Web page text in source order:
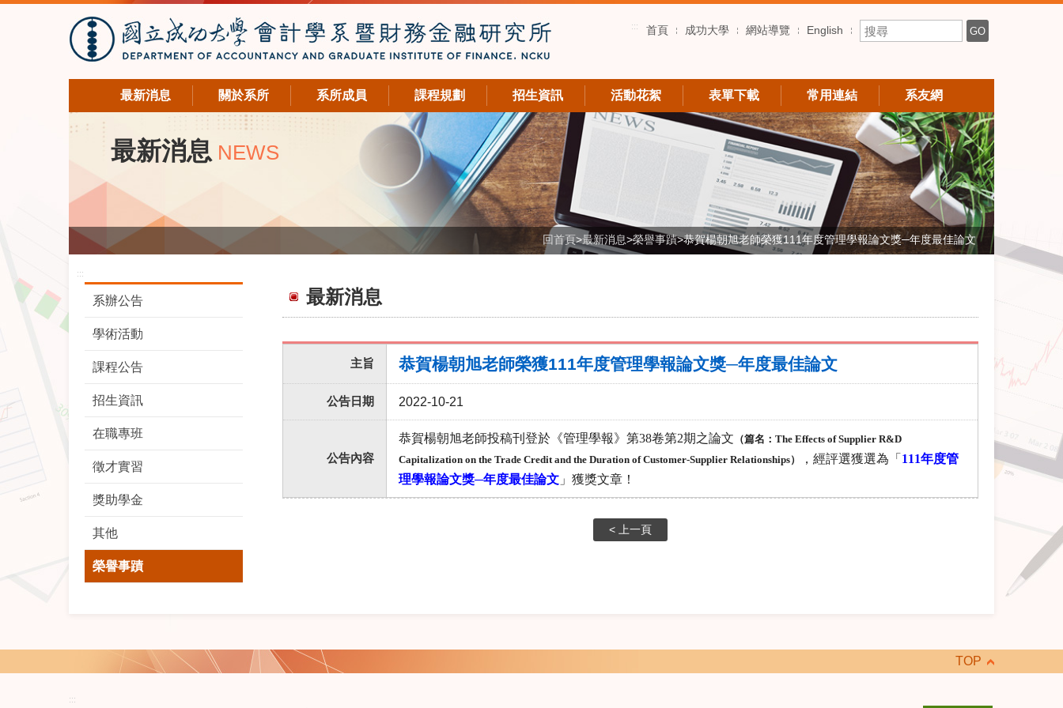
::: 首頁 成功大學 網站導覽 English 搜尋關鍵字 GO
最新消息 關於系所 系所成員 課程規劃 招生資訊 活動花絮 表單下載 常用連結 系友網
最新消息 NEWS
回首頁>最新消息>榮譽事蹟>恭賀楊朝旭老師榮獲111年度管理學報論文獎─年度最佳論文
:::
系辦公告
學術活動
課程公告
招生資訊
在職專班
徵才實習
獎助學金
其他
榮譽事蹟
最新消息
主旨 恭賀楊朝旭老師榮獲111年度管理學報論文獎─年度最佳論文
公告日期 2022-10-21
公告內容
恭賀楊朝旭老師投稿刊登於《管理學報》第38卷第2期之論文 （篇名： The Effects of Supplier R&D
Capitalization on the Trade Credit and the Duration of Customer-Supplier Relationships） ，經評選獲選為「 111年度管
理學報論文獎─年度最佳論文 」獲獎文章！
< 上一頁
TOP
:::